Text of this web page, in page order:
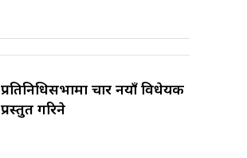
प्रतिनिधिसभामा चार नयाँ विधेयक
प्रस्तुत गरिने